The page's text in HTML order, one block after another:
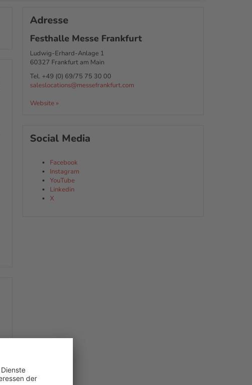
Adresse
Festhalle Messe Frankfurt
Ludwig-Erhard-Anlage 1
60327 Frankfurt am Main
Tel. +49 (0) 69/75 75 30 00
saleslocations@messefrankfurt.com
Website »
Social Media
Facebook
Instagram
YouTube
Linkedin
X